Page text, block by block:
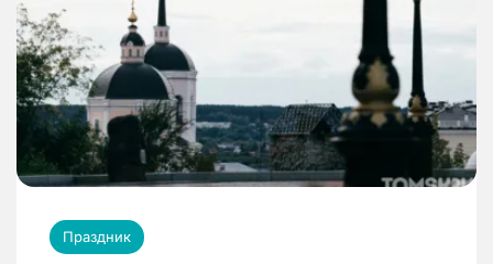
Праздник